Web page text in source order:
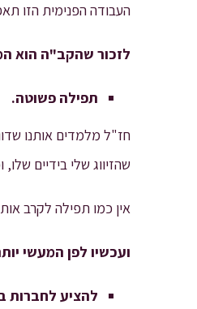
העבודה הפנימית הזו
לזכור שהקב"ה הוא
תפילה פשוטה.
חז"ל מלמדים אותנו
שהזיווג שלי בידיים
אין כמו תפילה לקרב
ועכשיו לפן המעשי
להציע לחברות